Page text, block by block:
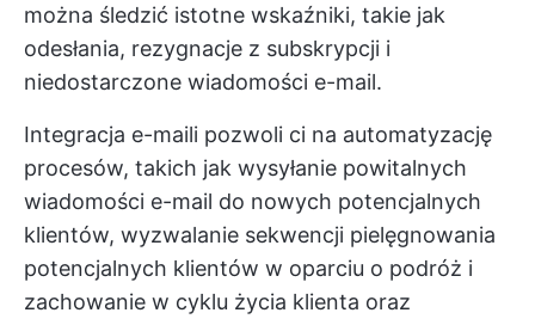
można śledzić istotne wskaźniki, takie jak
odesłania, rezygnacje z subskrypcji i
niedostarczone wiadomości e-mail.
Integracja e-maili pozwoli ci na automatyzację
procesów, takich jak wysyłanie powitalnych
wiadomości e-mail do nowych potencjalnych
klientów, wyzwalanie sekwencji pielęgnowania
potencjalnych klientów w oparciu o podróż i
zachowanie w cyklu życia klienta oraz